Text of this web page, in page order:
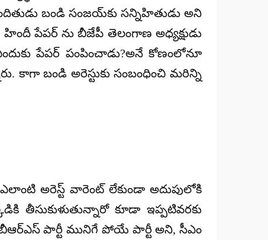
బండి సంజ‌య్‌కు స‌న్నిహితుడు అని
పేపర్ ను బీజేపీ తెలంగాణ అధ్యక్షుడు
పేపర్‌ పంపించాడు?అనే కోణంలోనూ
కాగా బండి అరెస్టుకు సంబంధించి మరిన్ని
అరెస్ట్ వారెంట్ లేకుండా అదుపులోకి
తీసుకుళుతున్నారో కూడా ఇప్పటివరకు
బీఆర్ఎస్ పార్టీ మునిగే పోయే పార్టీ అని, సీఎం